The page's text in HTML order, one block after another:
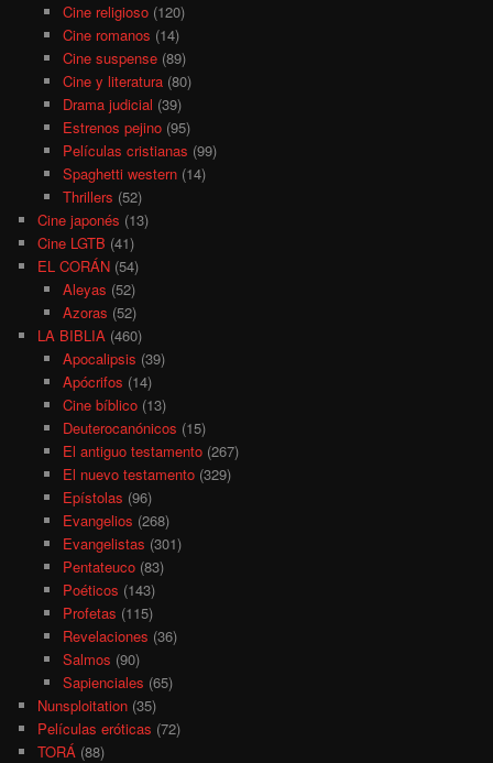
Cine religioso(120)
Cine romanos (14)
Cine suspense(89)
Cine y literatura(80)
Drama judicial (39)
Estrenos pejino(95)
Películas cristianas (99)
Spaghetti western(14)
Thrillers (52)
Cine japonés (13)
Cine LGTB (41)
EL CORÁN (54)
Aleyas (52)
Azoras (52)
LA BIBLIA (460)
Apocalipsis (39)
Apócrifos (14)
Cine bíblico(13)
Deuterocanónicos (15)
El antiguo testamento(267)
El nuevo testamento(329)
Epístolas (96)
Evangelios (268)
Evangelistas (301)
Pentateuco(83)
Poéticos (143)
Profetas (115)
Revelaciones (36)
Salmos (90)
Sapienciales (65)
Nunsploitation (35)
Películas eróticas (72)
TORÁ (88)